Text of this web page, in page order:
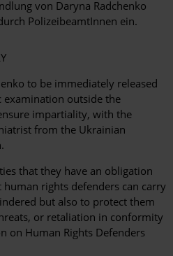
von Daryna Radchenko
PolizeibeamtInnen ein.
to be immediately released
examination outside the
impartiality, with the
from the Ukrainian
that they have an obligation
rights defenders can carry
but also to protect them
or retaliation in conformity
on Human Rights Defenders